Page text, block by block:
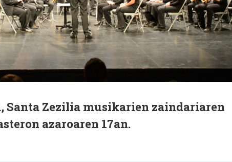
Santa Zezilia musikarien zaindariaren
azaroaren 17an.